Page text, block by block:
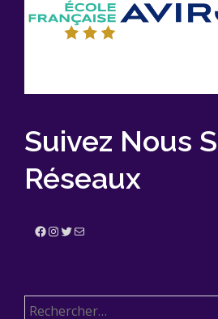
Suivez Nous
Réseaux
Facebook InstagramTwitter E-mail
Rechercher :